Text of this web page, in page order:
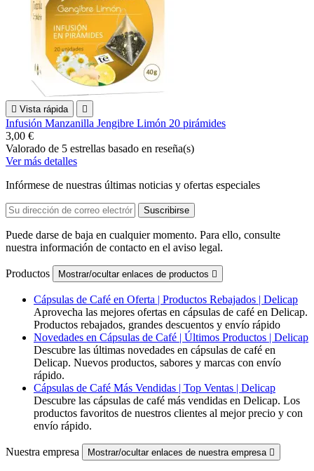
 Vista rápida 
Infusión Manzanilla Jengibre Limón 20 pirámides
3,00 €
Valorado de 5 estrellas basado en reseña(s)
Ver más detalles
Infórmese de nuestras últimas noticias y ofertas especiales
Puede darse de baja en cualquier momento. Para ello, consulte
nuestra información de contacto en el aviso legal.
Productos Mostrar/ocultar enlaces de productos 
Cápsulas de Café en Oferta | Productos Rebajados | Delicap
Aprovecha las mejores ofertas en cápsulas de café en Delicap.
Productos rebajados, grandes descuentos y envío rápido
Novedades en Cápsulas de Café | Últimos Productos | Delicap
Descubre las últimas novedades en cápsulas de café en
Delicap. Nuevos productos, sabores y marcas con envío
rápido.
Cápsulas de Café Más Vendidas | Top Ventas | Delicap
Descubre las cápsulas de café más vendidas en Delicap. Los
productos favoritos de nuestros clientes al mejor precio y con
envío rápido.
Nuestra empresa Mostrar/ocultar enlaces de nuestra empresa 